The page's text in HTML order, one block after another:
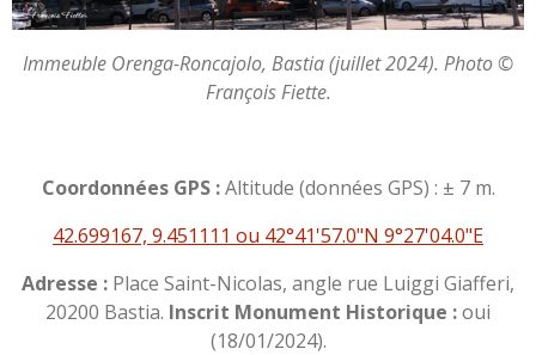
Immeuble Orenga-Roncajolo, Bastia (juillet 2024). Photo ©
François Fiette.
Coordonnées GPS :Altitude (données GPS) : ± 7 m.
42.699167, 9.451111 ou 42°41'57.0"N 9°27'04.0"E
Adresse : Place Saint-Nicolas, angle rue Luiggi Giafferi,
20200 Bastia. Inscrit Monument Historique :oui
(18/01/2024).